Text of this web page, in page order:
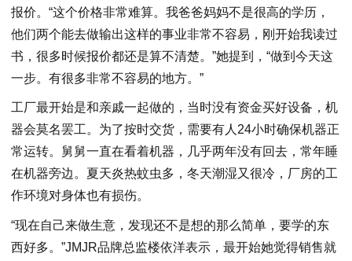
报价。“这个价格非常难算。我爸爸妈妈不是很高的学历，
他们两个能去做输出这样的事业非常不容易，刚开始我读过
书，很多时候报价都还是算不清楚。”她提到，“做到今天这
一步。有很多非常不容易的地方。”
工厂最开始是和亲戚一起做的，当时没有资金买好设备，机
器会莫名罢工。为了按时交货，需要有人24小时确保机器正
常运转。舅舅一直在看着机器，几乎两年没有回去，常年睡
在机器旁边。夏天炎热蚊虫多，冬天潮湿又很冷，厂房的工
作环境对身体也有损伤。
“现在自己来做生意，发现还不是想的那么简单，要学的东
西好多。”JMJR品牌总监楼依洋表示，最开始她觉得销售就